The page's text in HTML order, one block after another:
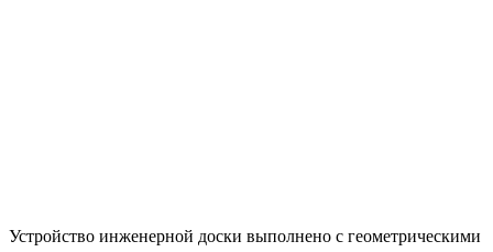
Устройство инженерной доски выполнено с геометрическими